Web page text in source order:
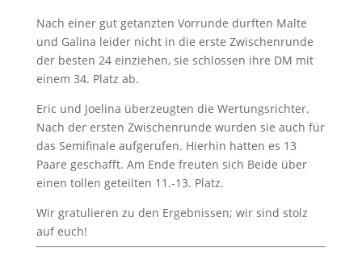
Nach einer gut getanzten Vorrunde durften Malte
und Galina leider nicht in die erste Zwischenrunde
der besten 24 einziehen, sie schlossen ihre DM mit
einem 34. Platz ab.
Eric und Joelina überzeugten die Wertungsrichter.
Nach der ersten Zwischenrunde wurden sie auch für
das Semifinale aufgerufen. Hierhin hatten es 13
Paare geschafft. Am Ende freuten sich Beide über
einen tollen geteilten 11.-13. Platz.
Wir gratulieren zu den Ergebnissen; wir sind stolz
auf euch!